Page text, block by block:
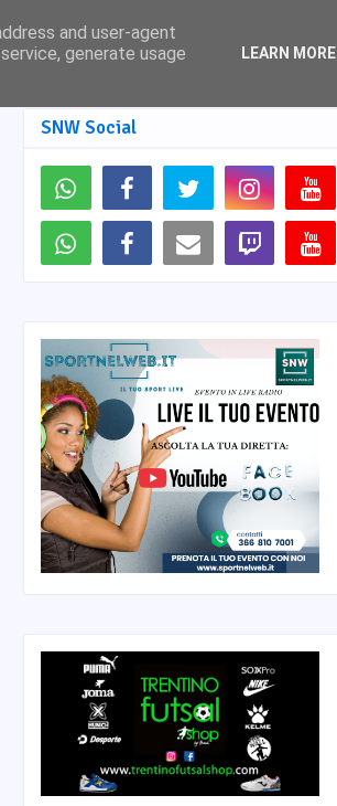
SNW Social
and user-agent
generate usage
LEARN MORE